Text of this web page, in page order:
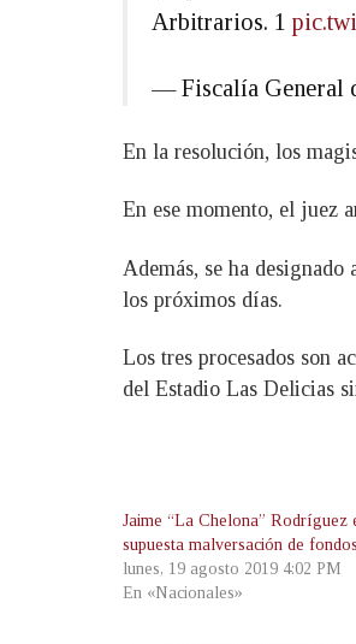
Arbitrarios. 1
— Fiscalía General
En la resolución, los
En ese momento, el juez
Además, se ha
los próximos días.
Los tres procesados son
del Estadio Las Delicias
Jaime “La Chelona” Rodríguez
supuesta malversación de fondos
lunes, 19 agosto 2019 4:02 PM
En «Nacionales»